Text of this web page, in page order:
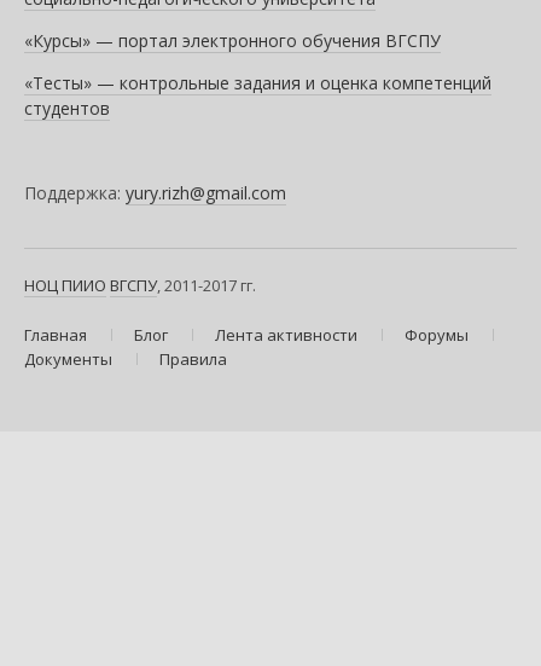
«Курсы» — портал электронного обучения ВГСПУ
«Тесты» — контрольные задания и оценка компетенций
студентов
Поддержка: yury.rizh@gmail.com
НОЦ ПИИО ВГСПУ, 2011-2017 гг.
Главная Блог Лента активности
Форумы
Документы
Правила